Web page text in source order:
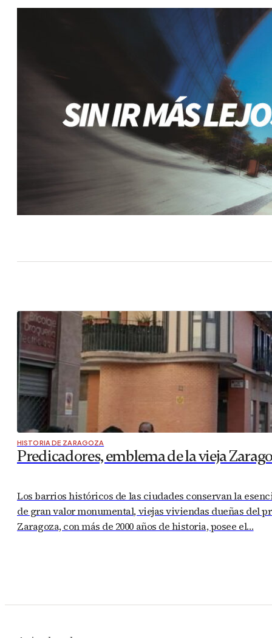
HISTORIA DE ZARAGOZA
Predicadores, emblema de la vieja
Los barrios históricos de las ciudades conservan la
de gran valor monumental, viejas viviendas dueñas del
Zaragoza, con más de 2000 años de historia, posee el…